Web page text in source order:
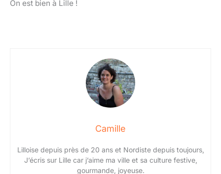
On est bien à Lille !
Camille
Lilloise depuis près de 20 ans et Nordiste depuis toujours,
J’écris sur Lille car j’aime ma ville et sa culture festive,
gourmande, joyeuse.